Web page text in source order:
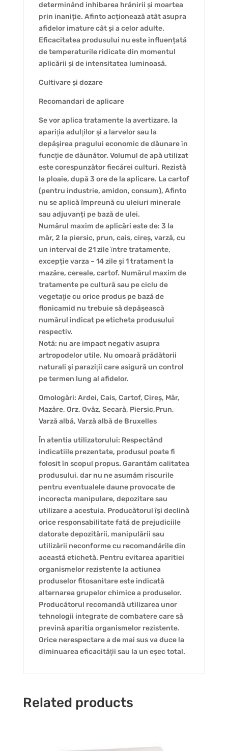
determinând inhibarea hrănirii și moartea
prin inaniție. Afinto acționează atât asupra
afidelor imature cât și a celor adulte.
Eficacitatea produsului nu este influențată
de temperaturile ridicate din momentul
aplicării și de intensitatea luminoasă.
Cultivare și dozare
Recomandari de aplicare
Se vor aplica tratamente la avertizare, la
apariţia adulţilor şi a larvelor sau la
depăşirea pragului economic de dăunare ȋn
funcţie de dăunător. Volumul de apă utilizat
este corespunzător fiecărei culturi. Rezistă
la ploaie, după 3 ore de la aplicare. La cartof
(pentru industrie, amidon, consum), Afinto
nu se aplică împreună cu uleiuri minerale
sau adjuvanți pe bază de ulei.
Numărul maxim de aplicări este de: 3 la
măr, 2 la piersic, prun, cais, cireș, varză, cu
un interval de 21 zile ȋntre tratamente,
excepție varza – 14 zile și 1 tratament la
mazăre, cereale, cartof. Numărul maxim de
tratamente pe cultură sau pe ciclu de
vegetaţie cu orice produs pe bază de
flonicamid nu trebuie să depăşească
numărul indicat pe eticheta produsului
respectiv.
Notă: nu are impact negativ asupra
artropodelor utile. Nu omoară prădătorii
naturali şi paraziţii care asigură un control
pe termen lung al afidelor.
Omologări: Ardei, Cais, Cartof, Cireș, Măr,
Mazăre, Orz, Ovăz, Secară, Piersic,Prun,
Varză albă, Varză albă de Bruxelles
În atentia utilizatorului: Respectând
indicatiile prezentate, produsul poate fi
folosit în scopul propus. Garantăm calitatea
produsului, dar nu ne asumăm riscurile
pentru eventualele daune provocate de
incorecta manipulare, depozitare sau
utilizare a acestuia. Producătorul îşi declină
orice responsabilitate fată de prejudiciile
datorate depozitării, manipulării sau
utilizării neconforme cu recomandările din
această etichetă. Pentru evitarea aparitiei
organismelor rezistente la actiunea
produselor fitosanitare este indicată
alternarea grupelor chimice a produselor.
Producătorul recomandă utilizarea unor
tehnologii integrate de combatere care să
prevină aparitia organismelor rezistente.
Orice nerespectare a de mai sus va duce la
diminuarea eficacităţii sau la un eşec total.
Related products